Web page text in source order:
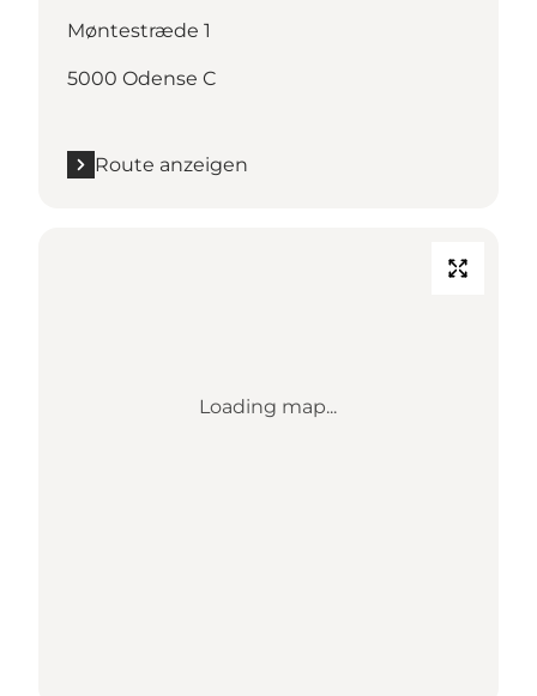
Møntestræde 1
5000 Odense C
Route anzeigen
Loading map...